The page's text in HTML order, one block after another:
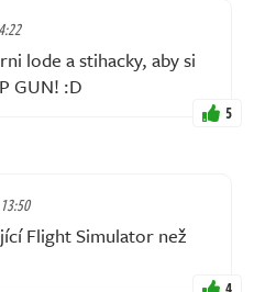
lode a stihacky, aby si
GUN! :D
5
Flight Simulator než